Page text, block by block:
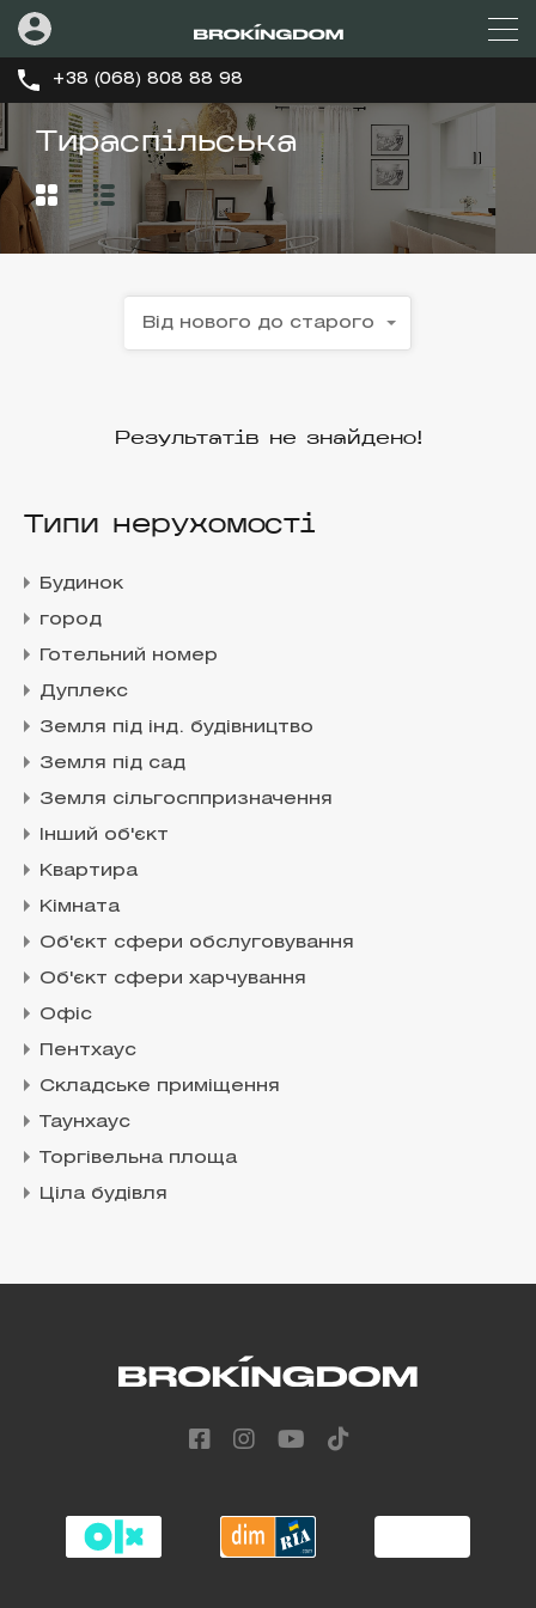
+38 (068) 808 88 98
Тираспільська
Від нового до старого
Результатів не знайдено!
Типи нерухомості
Будинок
город
Готельний номер
Дуплекс
Земля під інд. будівництво
Земля під сад
Земля сільгосппризначення
Інший об'єкт
Квартира
Кімната
Об'єкт сфери обслуговування
Об'єкт сфери харчування
Офіс
Пентхаус
Складське приміщення
Таунхаус
Торгівельна площа
Ціла будівля